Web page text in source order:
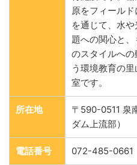
原をフィール
を通じて、水
題への関心と
のスタイルへ
う環境教育の
室です。
所在地
〒590-0511 泉
ダム上流部）
電話番号 072-485-0661